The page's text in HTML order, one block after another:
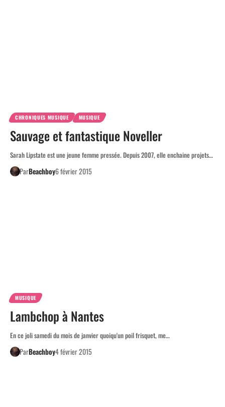
CHRONIQUES MUSIQUE MUSIQUE
Sauvage et fantastique Noveller
Sarah Lipstate est une jeune femme pressée. Depuis 2007, elle enchaine projets…
ParBeachboy6 février 2015
MUSIQUE
Lambchop à Nantes
En ce joli samedi du mois de janvier quoiqu'un poil frisquet, me…
ParBeachboy4 février 2015